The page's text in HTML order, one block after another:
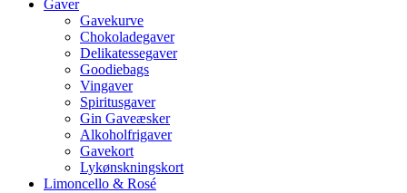
Gaver
Gavekurve
Chokoladegaver
Delikatessegaver
Goodiebags
Vingaver
Spiritusgaver
Gin Gaveæsker
Alkoholfrigaver
Gavekort
Lykønskningskort
Limoncello & Rosé